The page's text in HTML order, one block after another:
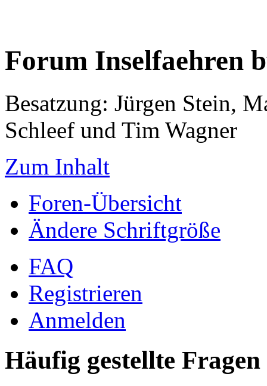
Forum Inselfaehren
Besatzung: Jürgen Stein,
Schleef und Tim Wagner
Zum Inhalt
Foren-Übersicht
Ändere Schriftgröße
FAQ
Registrieren
Anmelden
Häufig gestellte Fragen